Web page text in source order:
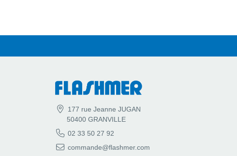
177 rue Jeanne JUGAN
50400 GRANVILLE
02 33 50 27 92
commande@flashmer.com